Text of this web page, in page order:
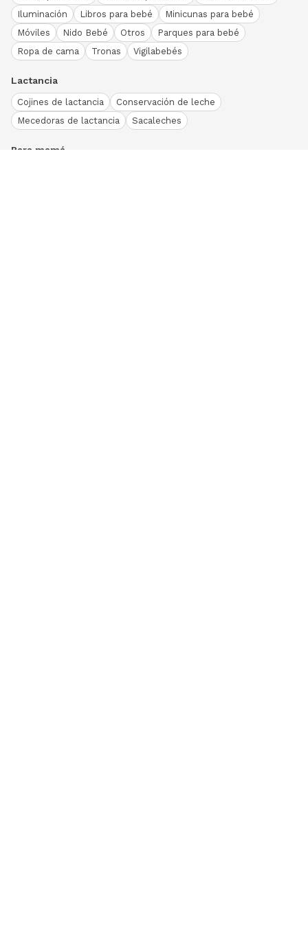
Iluminación
Libros para bebé
Minicunas para bebé
Móviles
Nido Bebé Otros
Parques para bebé
Ropa de cama
Tronas Vigilabebés
Lactancia
Cojines de lactancia
Conservación de leche
Mecedoras de lactancia
Sacaleches
Para mamá